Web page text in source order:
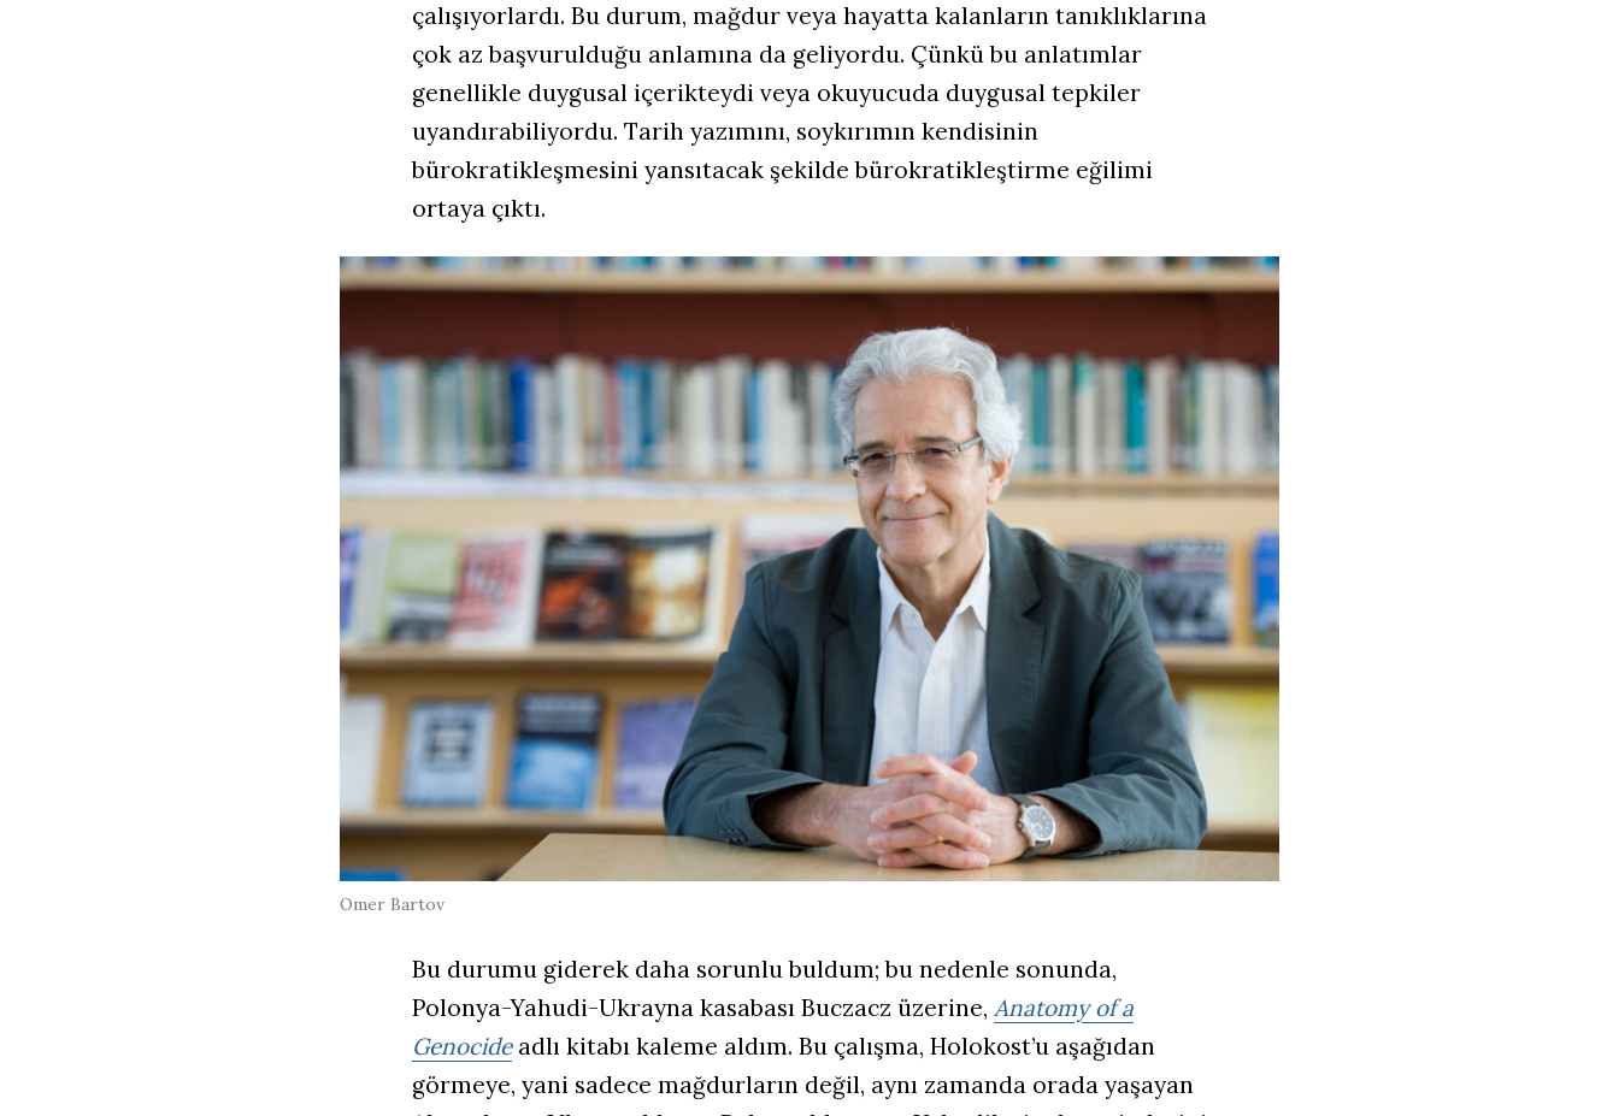
çalışıyorlardı. Bu durum, mağdur veya hayatta kalanların tanıklıklarına
çok az başvurulduğu anlamına da geliyordu. Çünkü bu anlatımlar
genellikle duygusal içerikteydi veya okuyucuda duygusal tepkiler
uyandırabiliyordu. Tarih yazımını, soykırımın kendisinin
bürokratikleşmesini yansıtacak şekilde bürokratikleştirme eğilimi
ortaya çıktı.
Omer Bartov
Bu durumu giderek daha sorunlu buldum; bu nedenle sonunda,
Polonya-Yahudi-Ukrayna kasabası Buczacz üzerine, Anatomy of a
Genocideadlı kitabı kaleme aldım. Bu çalışma, Holokost’u aşağıdan
görmeye, yani sadece mağdurların değil, aynı zamanda orada yaşayan